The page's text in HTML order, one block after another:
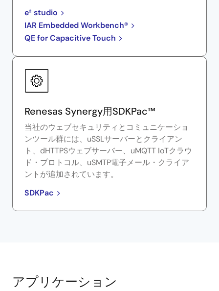
e² studio
IAR Embedded Workbench®
QE for Capacitive Touch
Renesas Synergy用SDKPac™
当社のウェブセキュリティとコミュニケーショ
ンツール群には、uSSLサーバーとクライアン
ト、dHTTPSウェブサーバー、uMQTT IoTクラウ
ド・プロトコル、uSMTP電子メール・クライア
ントが追加されています。
SDKPac
アプリケーション